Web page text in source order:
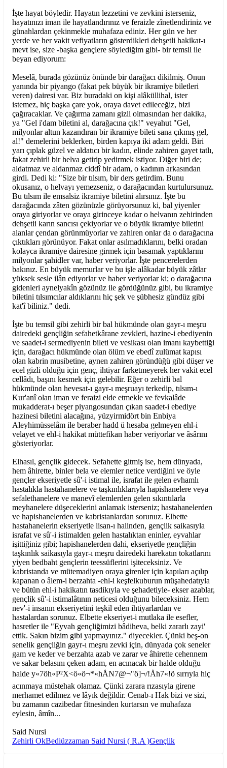
İşte hayat böyledir. Hayatın lezzetini ve zevkini isterseniz,
hayatınızı iman ile hayatlandırınız ve feraizle zînetlendiriniz ve
günahlardan çekinmekle muhafaza ediniz. Her gün ve her
yerde ve her vakit vefiyatların gösterdikleri dehşetli hakikat-ı
mevt ise, size -başka gençlere söylediğim gibi- bir temsil ile
beyan ediyorum:
Meselâ, burada gözünüz önünde bir darağacı dikilmiş. Onun
yanında bir piyango (fakat pek büyük bir ikramiye biletleri
veren) dairesi var. Biz buradaki on kişi alâküllihal, ister
istemez, hiç başka çare yok, oraya davet edileceğiz, bizi
çağıracaklar. Ve çağırma zamanı gizli olmasından her dakika,
ya "Gel i'dam biletini al, darağacına çık!" veyahut "Gel,
milyonlar altun kazandıran bir ikramiye bileti sana çıkmış gel,
al!" demelerini beklerken, birden kapıya iki adam geldi. Biri
yarı çıplak güzel ve aldatıcı bir kadın, elinde zahiren gayet tatlı,
fakat zehirli bir helva getirip yedirmek istiyor. Diğer biri de;
aldatmaz ve aldanmaz ciddî bir adam, o kadının arkasından
girdi. Dedi ki: "Size bir tılsım, bir ders getirdim. Bunu
okusanız, o helvayı yemezseniz, o darağacından kurtulursunuz.
Bu tılsım ile emsalsiz ikramiye biletini alırsınız. İşte bu
darağacında zâten gözünüzle görüyorsunuz ki, bal yiyenler
oraya giriyorlar ve oraya girinceye kadar o helvanın zehirinden
dehşetli karın sancısı çekiyorlar ve o büyük ikramiye biletini
alanlar çendan görünmüyorlar ve zahiren onlar da o darağacına
çıktıkları görünüyor. Fakat onlar asılmadıklarını, belki oradan
kolayca ikramiye dairesine girmek için basamak yaptıklarını
milyonlar şahidler var, haber veriyorlar. İşte pencerelerden
bakınız. En büyük memurlar ve bu işle alâkadar büyük zâtlar
yüksek sesle ilân ediyorlar ve haber veriyorlar ki; o darağacına
gidenleri aynelyakîn gözünüz ile gördüğünüz gibi, bu ikramiye
biletini tılsımcılar aldıklarını hiç şek ve şübhesiz gündüz gibi
kat'î biliniz." dedi.
İşte bu temsil gibi zehirli bir bal hükmünde olan gayr-ı meşru
dairedeki gençliğin sefahetkârane zevkleri, hazine-i ebediyenin
ve saadet-i sermediyenin bileti ve vesikası olan imanı kaybettiği
için, darağacı hükmünde olan ölüm ve ebedî zulümat kapısı
olan kabrin musibetine, aynen zahiren göründüğü gibi düşer ve
ecel gizli olduğu için genç, ihtiyar farketmeyerek her vakit ecel
cellâdı, başını kesmek için gelebilir. Eğer o zehirli bal
hükmünde olan hevesat-ı gayr-ı meşruayı terkedip, tılsım-ı
Kur'anî olan iman ve feraizi elde etmekle ve fevkalâde
mukadderat-ı beşer piyangosundan çıkan saadet-i ebediye
hazinesi biletini alacağına, yüzyirmidört bin Enbiya
Aleyhimüsselâm ile beraber hadd ü hesaba gelmeyen ehl-i
velayet ve ehl-i hakikat müttefikan haber veriyorlar ve âsârını
gösteriyorlar.
Elhasıl, gençlik gidecek. Sefahette gitmiş ise, hem dünyada,
hem âhirette, binler bela ve elemler netice verdiğini ve öyle
gençler ekseriyetle sû'-i istimal ile, israfat ile gelen evhamlı
hastalıkla hastahanelere ve taşkınlıklarıyla hapishanelere veya
sefalethanelere ve manevî elemlerden gelen sıkıntılarla
meyhanelere düşeceklerini anlamak isterseniz; hastahanelerden
ve hapishanelerden ve kabristanlardan sorunuz. Elbette
hastahanelerin ekseriyetle lisan-ı halinden, gençlik saikasıyla
israfat ve sû'-i istimalden gelen hastalıktan eninler, eyvahlar
işittiğiniz gibi; hapishanelerden dahi, ekseriyetle gençliğin
taşkınlık saikasıyla gayr-ı meşru dairedeki harekatın tokatlarını
yiyen bedbaht gençlerin teessüflerini işiteceksiniz. Ve
kabristanda ve mütemadiyen oraya girenler için kapıları açılıp
kapanan o âlem-i berzahta -ehl-i keşfelkuburun müşahedatıyla
ve bütün ehl-i hakikatın tasdikıyla ve şehadetiyle- ekser azablar,
gençlik sû'-i istimalâtının neticesi olduğunu bileceksiniz. Hem
nev'-i insanın ekseriyetini teşkil eden ihtiyarlardan ve
hastalardan sorunuz. Elbette ekseriyet-i mutlaka ile esefler,
hasretler ile "Eyvah gençliğimizi bâdiheva, belki zararlı zayi'
ettik. Sakın bizim gibi yapmayınız." diyecekler. Çünki beş-on
senelik gençliğin gayr-ı meşru zevki için, dünyada çok seneler
gam ve keder ve berzahta azab ve zarar ve âhirette cehennem
ve sakar belasını çeken adam, en acınacak bir halde olduğu
halde ­y«7ö­h«P²X­<ö«ö¬*«hÅN7@¬"ö]¬/!Åh7«!ö sırrıyla hiç
acınmaya müstehak olamaz. Çünki zarara rızasıyla girene
merhamet edilmez ve lâyık değildir. Cenab-ı Hak bizi ve sizi,
bu zamanın cazibedar fitnesinden kurtarsın ve muhafaza
eylesin, âmîn...
Said Nursi
Zehirli OkBediüzzaman Said Nursi ( R.A )Gençlik